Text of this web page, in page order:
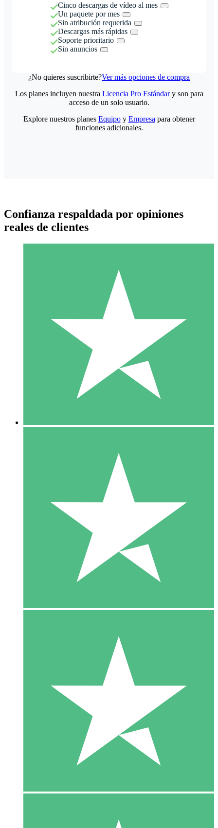
Cinco descargas de vídeo al mes
Un paquete por mes
Sin atribución requerida
Descargas más rápidas
Soporte prioritario
Sin anuncios
¿No quieres suscribirte?Ver más opciones de compra
Paquetes de Créditos Individuales
Paga según el uso con créditos de descarga. Sin compromiso
10 00
10 Descargas
20 00
Los planes incluyen nuestra Licencia Pro Estándary son para
acceso de un solo usuario.
Explore nuestros planes Equipoy Empresa para obtener
funciones adicionales.
Confianza respaldada por opiniones
reales de clientes